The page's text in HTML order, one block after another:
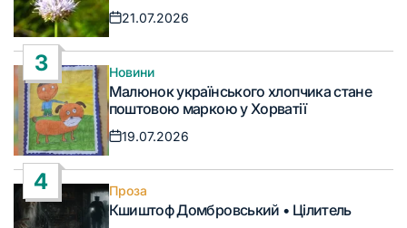
Дата
21.07.2026
3
Опублікувати
у
Новини
Малюнок українського хлопчика стане
поштовою маркою у Хорватії
Дата
19.07.2026
4
Опублікувати
у
Проза
Кшиштоф Домбровський • Цілитель